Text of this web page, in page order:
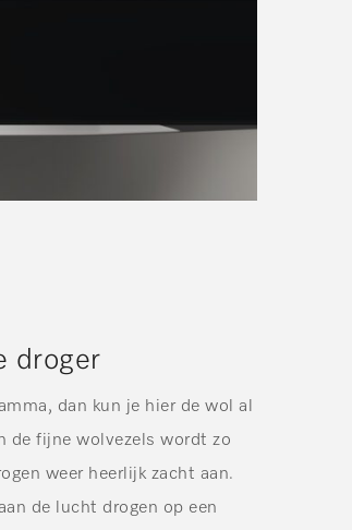
droger
dan kun je hier de wol al
de fijne wolvezels wordt zo
weer heerlijk zacht aan.
de lucht drogen op een